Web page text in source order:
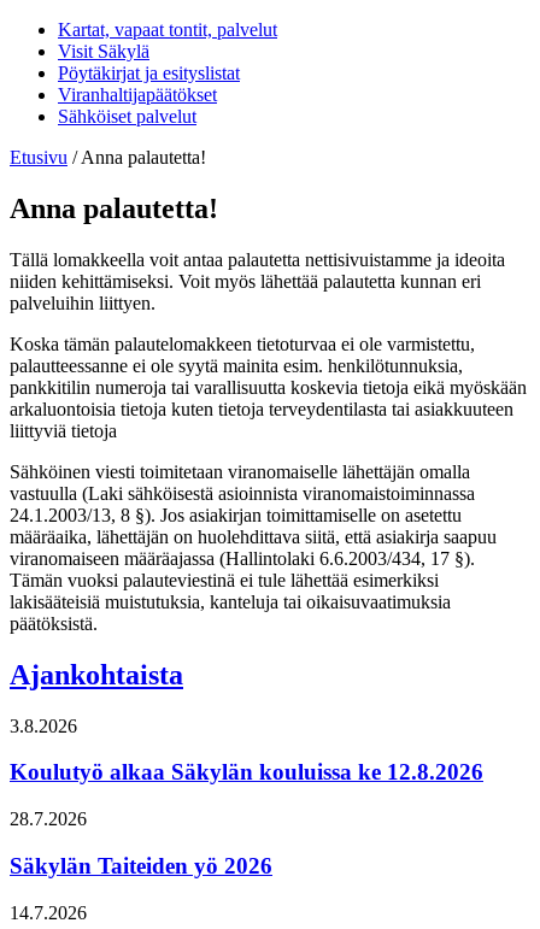
Kartat, vapaat tontit, palvelut
Visit Säkylä
Pöytäkirjat ja esityslistat
Viranhaltijapäätökset
Sähköiset palvelut
Etusivu /Anna palautetta!
Anna palautetta!
Tällä lomakkeella voit antaa palautetta nettisivuistamme ja ideoita
niiden kehittämiseksi. Voit myös lähettää palautetta kunnan eri
palveluihin liittyen.
Koska tämän palautelomakkeen tietoturvaa ei ole varmistettu,
palautteessanne ei ole syytä mainita esim. henkilötunnuksia,
pankkitilin numeroja tai varallisuutta koskevia tietoja eikä myöskään
arkaluontoisia tietoja kuten tietoja terveydentilasta tai asiakkuuteen
liittyviä tietoja
Sähköinen viesti toimitetaan viranomaiselle lähettäjän omalla
vastuulla (Laki sähköisestä asioinnista viranomaistoiminnassa
24.1.2003/13, 8 §). Jos asiakirjan toimittamiselle on asetettu
määräaika, lähettäjän on huolehdittava siitä, että asiakirja saapuu
viranomaiseen määräajassa (Hallintolaki 6.6.2003/434, 17 §).
Tämän vuoksi palauteviestinä ei tule lähettää esimerkiksi
lakisääteisiä muistutuksia, kanteluja tai oikaisuvaatimuksia
päätöksistä.
Ajankohtaista
3.8.2026
Koulutyö alkaa Säkylän kouluissa ke 12.8.2026
28.7.2026
Säkylän Taiteiden yö 2026
14.7.2026